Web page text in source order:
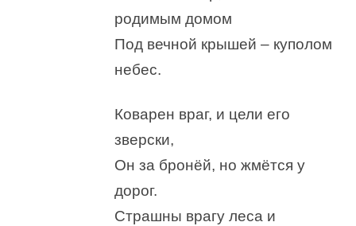
родимым домом
Под вечной крышей – куполом
небес.
Коварен враг, и цели его
зверски,
Он за бронёй, но жмётся у
дорог.
Страшны врагу леса и